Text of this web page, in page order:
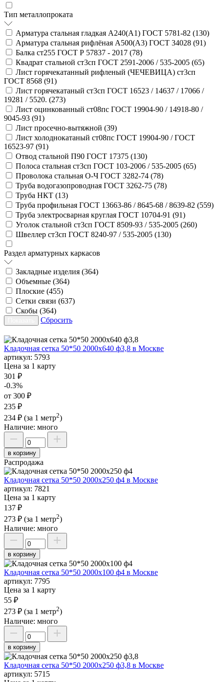
Тип металлопроката
Арматура стальная гладкая А240(А1) ГОСТ 5781-82 (130)
Арматура стальная рифлёная А500(А3) ГОСТ 34028 (91)
Балка ст255 ГОСТ Р 57837 - 2017 (78)
Квадрат стальной ст3сп ГОСТ 2591-2006 / 535-2005 (65)
Лист горячекатанный рифленый (ЧЕЧЕВИЦА) ст3сп
ГОСТ 8568 (91)
Лист горячекатаный ст3сп ГОСТ 16523 / 14637 / 17066 /
19281 / 5520. (273)
Лист оцинкованный ст08пс ГОСТ 19904-90 / 14918-80 /
9045-93 (91)
Лист просечно-вытяжной (39)
Лист холоднокатаный ст08пс ГОСТ 19904-90 / ГОСТ
16523-97 (91)
Отвод стальной П90 ГОСТ 17375 (130)
Полоса стальная ст3сп ГОСТ 103-2006 / 535-2005 (65)
Проволока стальная О-Ч ГОСТ 3282-74 (78)
Труба водогазопроводная ГОСТ 3262-75 (78)
Труба НКТ (13)
Труба профильная ГОСТ 13663-86 / 8645-68 / 8639-82 (559)
Труба электросварная круглая ГОСТ 10704-91 (91)
Уголок стальной ст3сп ГОСТ 8509-93 / 535-2005 (260)
Швеллер ст3сп ГОСТ 8240-97 / 535-2005 (130)
Раздел арматурных каркасов
Закладные изделия (364)
Объемные (364)
Плоские (455)
Сетки связи (637)
Скобы (364)
Сбросить
Кладочная сетка 50*50 2000х640 ф3,8 в Москве
артикул: 5793
Цена за 1 карту
301 ₽
-0.3%
от 300 ₽
235 ₽
234 ₽ (за 1 метр2)
Наличие: много
в корзину
Распродажа
Кладочная сетка 50*50 2000х250 ф4 в Москве
артикул: 7821
Цена за 1 карту
137 ₽
273 ₽ (за 1 метр2)
Наличие: много
в корзину
Кладочная сетка 50*50 2000х100 ф4 в Москве
артикул: 7795
Цена за 1 карту
55 ₽
273 ₽ (за 1 метр2)
Наличие: много
в корзину
Кладочная сетка 50*50 2000х250 ф3,8 в Москве
артикул: 5715